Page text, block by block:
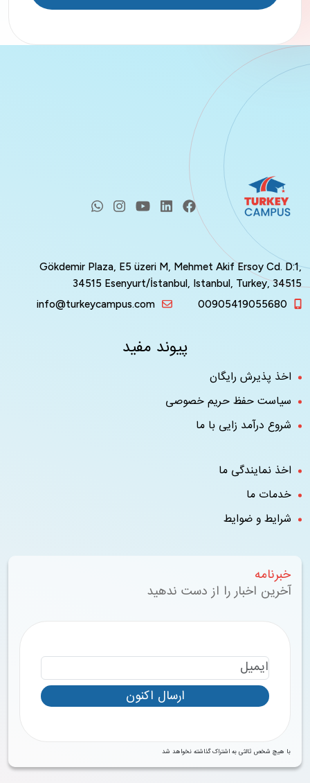
Gökdemir Plaza, E5 üzeri M, Mehmet Akif Ersoy Cd. D:1,
34515 Esenyurt/İstanbul, Istanbul, Turkey, 34515
00905419055680
info@turkeycampus.com
پیوند مفید
اخذ پذیرش رایگان
سیاست حفظ حریم خصوصی
شروع درآمد زایی با ما
اخذ نمایندگی ما
خدمات ما
شرایط و ضوایط
خبرنامه
آخرین اخبار را از دست ندهید
ارسال اکنون
با هیچ شخص ثالثی به اشتراک گذاشته نخواهد شد